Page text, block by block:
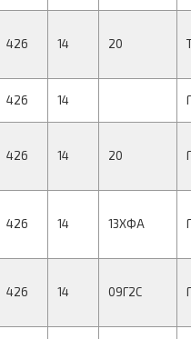
426 14 20
426 14
426 14 20
426 14 13ХФА
426 14 09Г2С